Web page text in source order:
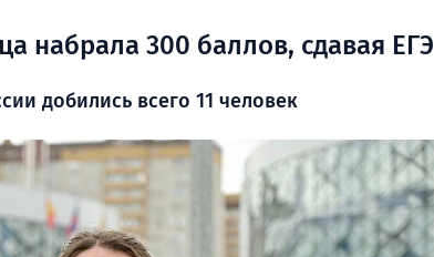
набрала 300 баллов, сдавая ЕГЭ
добились всего 11 человек